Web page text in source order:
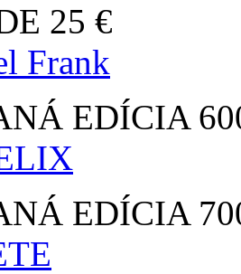
25 €
Frank
EDÍCIA
EDÍCIA